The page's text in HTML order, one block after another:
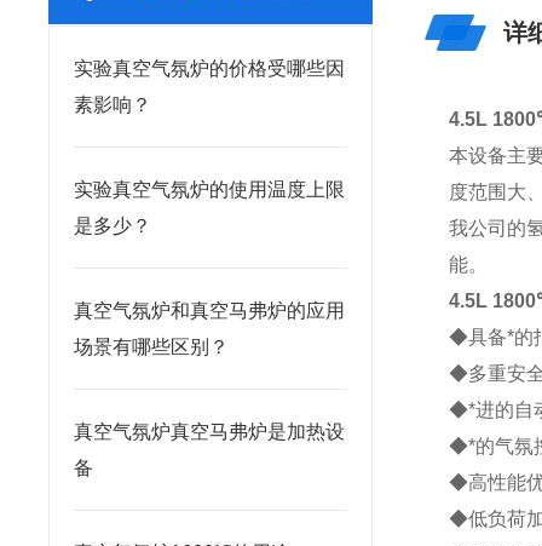
实验真空气氛炉的价格受哪些因
素影响？
实验真空气氛炉的使用温度上限
是多少？
真空气氛炉和真空马弗炉的应用
场景有哪些区别？
真空气氛炉真空马弗炉是加热设
备
详
4.5L
本设备主
度范围大
我公司的
能。
4.5L
◆具备*的
◆多重安
◆*进的自
◆*的气氛
◆高性能
◆低负荷